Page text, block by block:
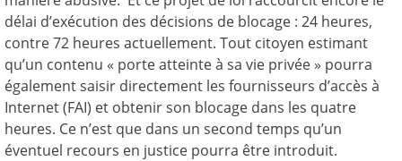
délai d’exécution des décisions de blocage : 24 heures,
contre 72 heures actuellement. Tout citoyen estimant
qu’un contenu « porte atteinte à sa vie privée » pourra
également saisir directement les fournisseurs d’accès à
Internet (FAI) et obtenir son blocage dans les quatre
heures. Ce n’est que dans un second temps qu’un
éventuel recours en justice pourra être introduit.